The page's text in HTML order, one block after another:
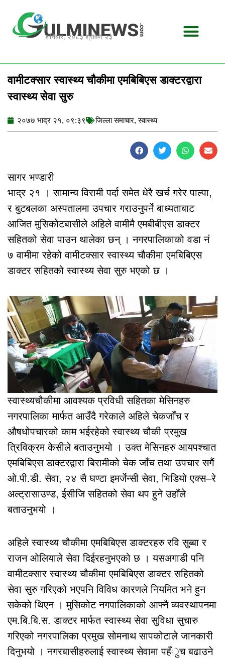
content
शनिबार, २०८३ श्रावण २३
वामीटक्सार स्वास्थ्य चौकीमा एमबिबिएस डाक्टरद्वारा
स्वास्थ्य सेवा सुरु
२०७७ भाद्र २१, ०९:३९ जिल्ला समाचार,स्वास्थ्य
सागर भण्डारी
भाद्र २१ । सामान्य विरामी पर्दा समेत धेरै खर्च गरेर पाल्पा,
र बुटबलका अस्पतालमा उपचार गराउनुपर्ने बाध्यताबाट
आजित मुसिकोटबासीले अहिले वामीमै एमबीबीएस डाक्टर
सहितको सेवा पाउन थालेका छन् । नगरपालिकाको वडा नं
७ वामीमा रहेको वामीटक्सार स्वास्थ्य चौकीमा एमबिबिएस
डाक्टर सहितको स्वास्थ्य सेवा सुरु भएको छ ।
स्वास्थ्यचौकीमा आवश्यक प्रविधी सहितका मेसिनहरु
नगरपालिका मार्फत आउँदै गरेकाले अहिले चेकजाँच र
औषधोपचारको काम भईरहेको स्वास्थ्य चौकी प्रमुख
त्रिविक्रम केसीले बताउनुभयो । उक्त मेसिनहरु आयपश्चात
एमबिबिएस डाक्टरद्वारा बिरामीको चेक जाँच तथा उपचार सगैं
ओ.पी.डी. सेवा, २४ सै घण्टा इमर्जेन्सी सेवा, भिडियो एक्स–रे
अल्ट्रासाउण्ड, ईसीजि सहितको सेवा थप हुने उहाँले
बताउनुभयो ।
अहिले स्वास्थ्य चौकीमा एमबिबिएस डाक्टरहरु रवि सुब्बा र
राजन ओलियाले सेवा दिईरहनुभएको छ । यसअगाडी पनि
वामीटक्सार स्वास्थ्य चौकीमा एमबिबिएस डाक्टर सहितको
सेवा सुरु गरिएको भएपनि विविध कारणले नियमित भने हुन
सकेको थिएन । मुसिकोट नगपालिकाको आफ्नै व्यवस्थापनमा
एम.बि.बि.स. डाक्टर मार्फत स्वास्थ्य सेवा सुविधा सुचारु
गरिएको नगरपालिका प्रमुख सोमनाथ सापकोटाले जानकारी
दिनुभयो । नगरबासीहरुलाई स्वास्थ्य सेवामा पहँुच बढाउने